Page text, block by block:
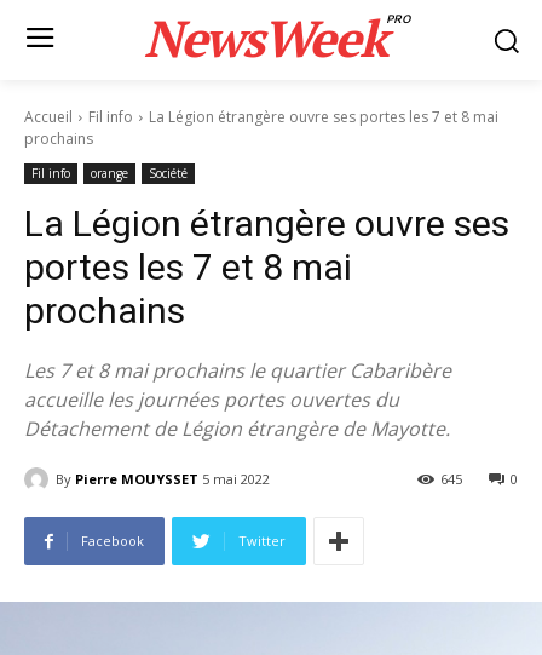
NewsWeekPRO
Accueil Fil info
La Légion étrangère ouvre ses portes les 7 et 8 mai
prochains
Fil info orange Société
La Légion étrangère ouvre ses
portes les 7 et 8 mai
prochains
Les 7 et 8 mai prochains le quartier Cabaribère
accueille les journées portes ouvertes du
Détachement de Légion étrangère de Mayotte.
By Pierre MOUYSSET 5 mai 2022 0
645
Facebook Twitter